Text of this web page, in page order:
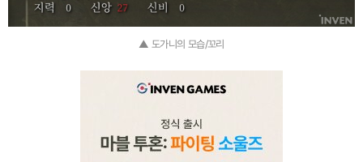
▲ 도가니의 모습/꼬리